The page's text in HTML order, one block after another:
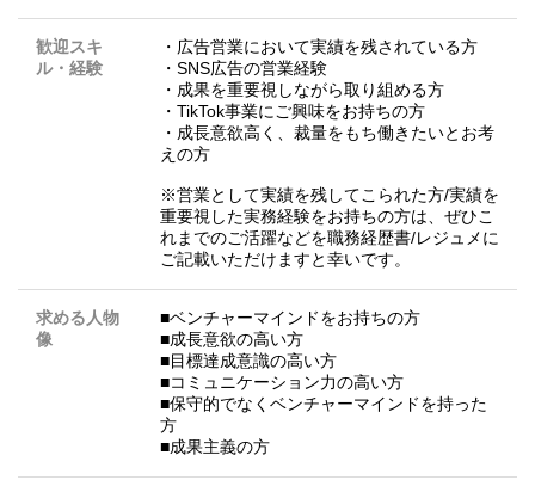
歓迎スキ
ル・経験
・広告営業において実績を残されている方
・SNS広告の営業経験
・成果を重要視しながら取り組める方
・TikTok事業にご興味をお持ちの方
・成長意欲高く、裁量をもち働きたいとお考
えの方
※営業として実績を残してこられた方/実績を
重要視した実務経験をお持ちの方は、ぜひこ
れまでのご活躍などを職務経歴書/レジュメに
ご記載いただけますと幸いです。
求める人物
像
■ベンチャーマインドをお持ちの方
■成長意欲の高い方
■目標達成意識の高い方
■コミュニケーション力の高い方
■保守的でなくベンチャーマインドを持った
方
■成果主義の方